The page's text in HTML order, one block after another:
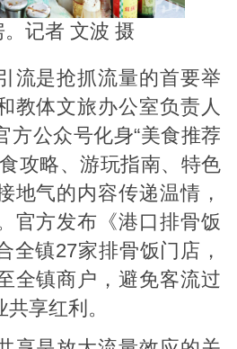
记者 文波 摄
流是抢抓流量的首要举
教体文旅办公室负责人
方公众号化身“美食推荐
攻略、游玩指南、特色
地气的内容传递温情，
官方发布《港口排骨饭
全镇27家排骨饭门店，
全镇商户，避免客流过
享红利。